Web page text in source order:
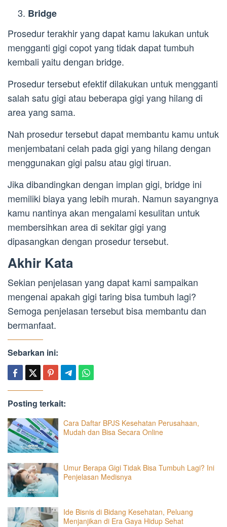
Bridge
Prosedur terakhir yang dapat kamu lakukan untuk
mengganti gigi copot yang tidak dapat tumbuh
kembali yaitu dengan bridge.
Prosedur tersebut efektif dilakukan untuk mengganti
salah satu gigi atau beberapa gigi yang hilang di
area yang sama.
Nah prosedur tersebut dapat membantu kamu untuk
menjembatani celah pada gigi yang hilang dengan
menggunakan gigi palsu atau gigi tiruan.
Jika dibandingkan dengan implan gigi, bridge ini
memiliki biaya yang lebih murah. Namun sayangnya
kamu nantinya akan mengalami kesulitan untuk
membersihkan area di sekitar gigi yang
dipasangkan dengan prosedur tersebut.
Akhir Kata
Sekian penjelasan yang dapat kami sampaikan
mengenai apakah gigi taring bisa tumbuh lagi?
Semoga penjelasan tersebut bisa membantu dan
bermanfaat.
Sebarkan ini:
Posting terkait:
Cara Daftar BPJS Kesehatan Perusahaan,
Mudah dan Bisa Secara Online
Umur Berapa Gigi Tidak Bisa Tumbuh Lagi? Ini
Penjelasan Medisnya
Ide Bisnis di Bidang Kesehatan, Peluang
Menjanjikan di Era Gaya Hidup Sehat